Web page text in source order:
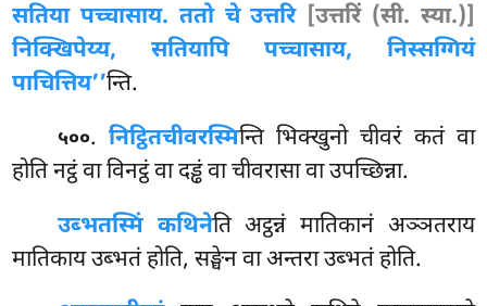
सतिया पच्चासाय. ततो चे उत्तरि [उत्तरिं (सी. स्या.)]
निक्खिपेय्य, सतियापि पच्चासाय, निस्सग्गियं
पाचित्तिय’’न्ति.
५००. निट्ठितचीवरस्मिन्ति भिक्खुनो चीवरं कतं वा
होति नट्ठं वा विनट्ठं वा दड्ढं वा चीवरासा वा उपच्छिन्ना.
उब्भतस्मिं कथिनेति अट्ठन्नं मातिकानं अञ्ञतराय
मातिकाय उब्भतं होति, सङ्घेन वा अन्तरा उब्भतं होति.